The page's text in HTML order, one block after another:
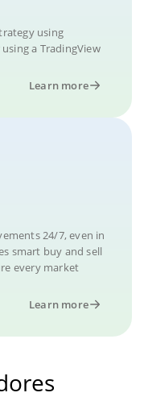
using
a TradingView
Learn more
24/7, even in
smart buy and sell
every market
Learn more